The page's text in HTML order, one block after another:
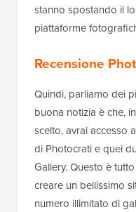
stanno spostando il
piattaforme
Recensione
Quindi, parliamo dei
buona notizia è che,
scelto, avrai accesso
di Photocrati e quei
Gallery. Questo è
creare un bellissimo
numero illimitato di